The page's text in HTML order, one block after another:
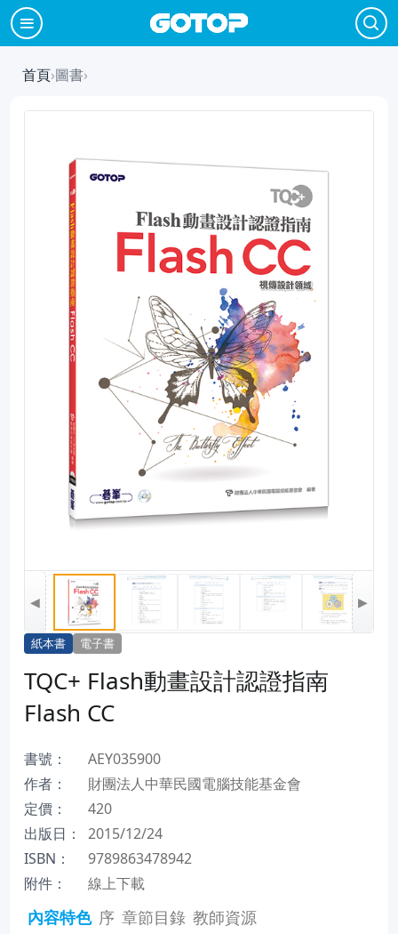
首頁›圖書›
◀ ▶
紙本書 電子書
TQC+ Flash動畫設計認證指南
Flash CC
書號：
AEY035900
作者：
財團法人中華民國電腦技能基金會
定價：
420
出版日：
2015/12/24
ISBN：
9789863478942
附件：
線上下載
內容特色 序 章節目錄 教師資源